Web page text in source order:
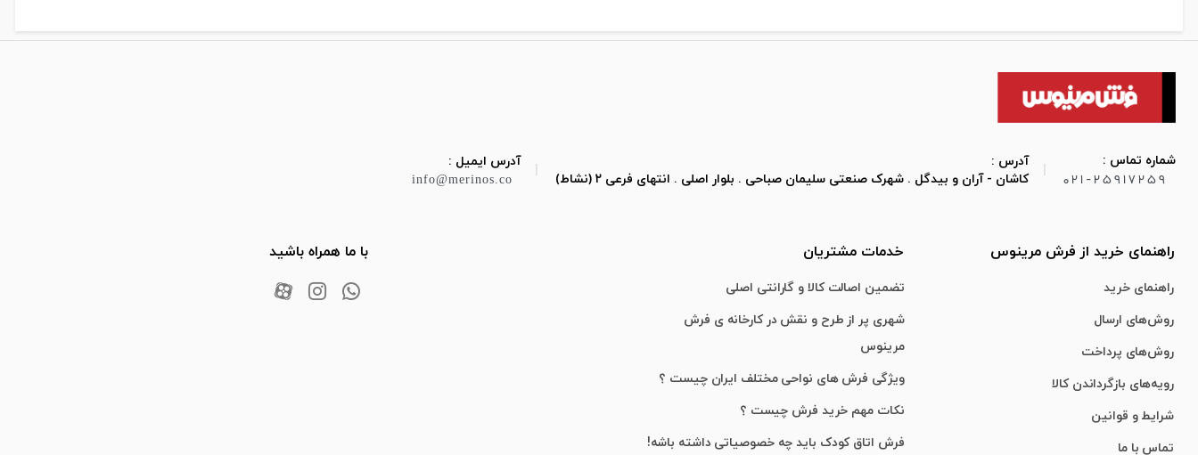
شماره تماس :
021-25917259
آدرس :
کاشان - آران و بیدگل . شهرک صنعتی سلیمان صباحی . بلوار اصلی . انتهای فرعی ۲ (نشاط)
آدرس ایمیل :
info@merinos.co
راهنمای خرید از فرش مرینوس
راهنمای خرید
روش‌های ارسال
روش‌های پرداخت
رویه‌های بازگرداندن کالا
شرایط و قوانین
تماس با ما
خدمات مشتریان
تضمین اصالت کالا و گارانتی اصلی
شهری پر از طرح و نقش در کارخانه ی فرش
مرینوس
ویژگی‌ فرش‌ های نواحی مختلف ایران چیست ؟
نکات مهم خرید فرش چیست ؟
فرش اتاق کودک باید چه خصوصیاتی داشته باشه!
با ما همراه باشید